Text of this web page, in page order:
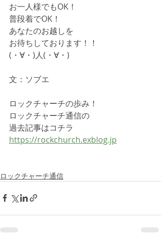
お一人様でもOK！
普段着でOK！
あなたのお越しを
お待ちしております！！
(・∀・)人(・∀・)
文：ソブエ
ロックチャーチの歩み！
ロックチャーチ通信の
過去記事はコチラ
https://rockchurch.exblog.jp
ロックチャーチ通信